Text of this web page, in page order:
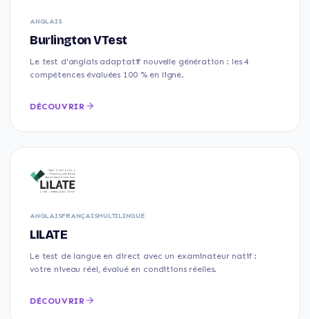
ANGLAIS
Burlington VTest
Le test d'anglais adaptatif nouvelle génération : les 4
compétences évaluées 100 % en ligne.
DÉCOUVRIR
ANGLAISFRANÇAISMULTILINGUE
LILATE
Le test de langue en direct avec un examinateur natif :
votre niveau réel, évalué en conditions réelles.
DÉCOUVRIR